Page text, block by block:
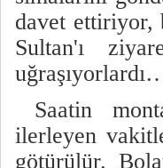
davet ettiriyor,
Sultan'ı
Saatin
ilerleyen
götürülür.